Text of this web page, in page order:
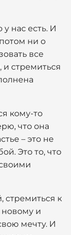
нас есть. И
ни о
все
стремиться
кому-то
что она
– это не
Это то, что
стремиться к
и
мечту. И